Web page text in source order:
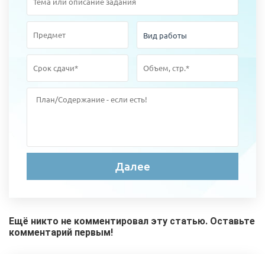
Ещё никто не комментировал эту статью. Оставьте
комментарий первым!